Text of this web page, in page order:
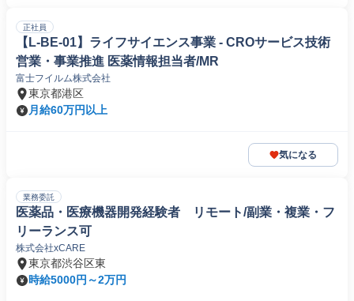
正社員
【L-BE-01】ライフサイエンス事業 - CROサービス技術
営業・事業推進 医薬情報担当者/MR
富士フイルム株式会社
東京都港区
月給60万円以上
気になる
業務委託
医薬品・医療機器開発経験者 リモート/副業・複業・フ
リーランス可
株式会社xCARE
東京都渋谷区東
時給5000円～2万円